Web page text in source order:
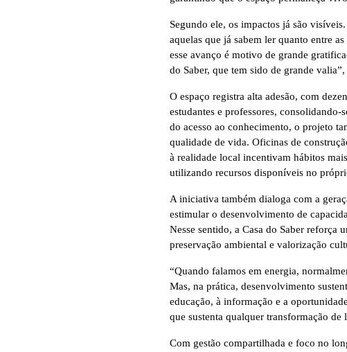
Segundo ele, os impactos já são
aquelas que já sabem ler quanto entre
esse avanço é motivo de grande
do Saber, que tem sido de grande valia”,
O espaço registra alta adesão, com
estudantes e professores,
do acesso ao conhecimento, o projeto
qualidade de vida. Oficinas de
à realidade local incentivam hábitos
utilizando recursos disponíveis no
A iniciativa também dialoga com a
estimular o desenvolvimento de
Nesse sentido, a Casa do Saber reforça
preservação ambiental e valorização
“Quando falamos em energia,
Mas, na prática, desenvolvimento
educação, à informação e a
que sustenta qualquer transformação
Com gestão compartilhada e foco no